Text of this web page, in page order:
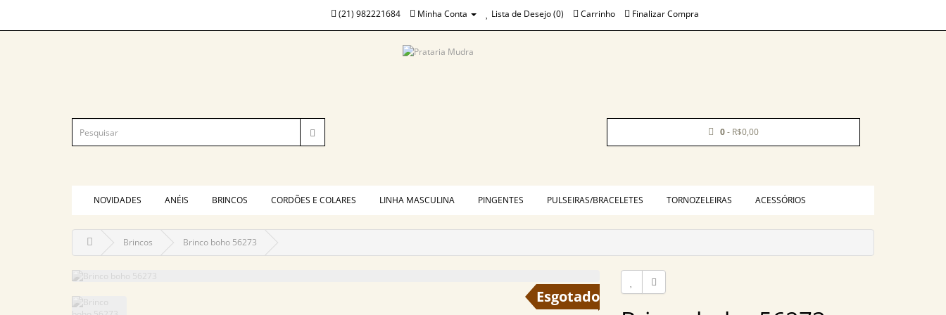
(21) 982221684 Minha Conta Lista de Desejo (0) Carrinho Finalizar Compra
0- R$0,00
NOVIDADES ANÉIS BRINCOS CORDÕES E COLARES LINHA MASCULINA PINGENTES PULSEIRAS/BRACELETES TORNOZELEIRAS ACESSÓRIOS
Brincos Brinco boho 56273